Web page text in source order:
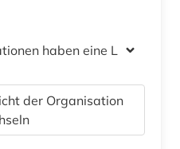
haben eine Lizenz
der Organisation